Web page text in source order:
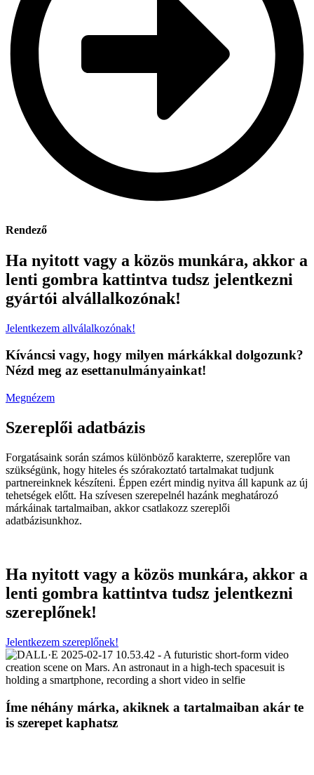
Rendező
Ha nyitott vagy a közös munkára, akkor a
lenti gombra kattintva tudsz jelentkezni
gyártói alvállalkozónak!​
Jelentkezem allválalkozónak!
Kíváncsi vagy, hogy milyen márkákkal dolgozunk?
Nézd meg az esettanulmányainkat!
Megnézem
Szereplői adatbázis
Forgatásaink során számos különböző karakterre, szereplőre van
szükségünk, hogy hiteles és szórakoztató tartalmakat tudjunk
partnereinknek készíteni. Éppen ezért mindig nyitva áll kapunk az új
tehetségek előtt. Ha szívesen szerepelnél hazánk meghatározó
márkáinak tartalmaiban, akkor csatlakozz szereplői
adatbázisunkhoz.
Ha nyitott vagy a közös munkára, akkor a
lenti gombra kattintva tudsz jelentkezni
szereplőnek!
Jelentkezem szereplőnek!
Íme néhány márka, akiknek a tartalmaiban akár te
is szerepet kaphatsz